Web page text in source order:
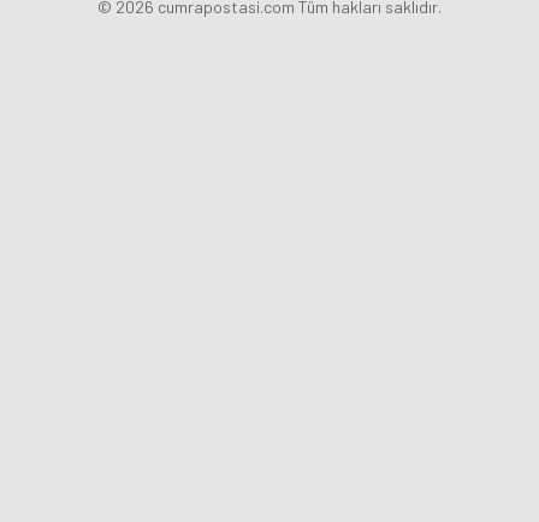
© 2026 cumrapostasi.com Tüm hakları saklıdır.